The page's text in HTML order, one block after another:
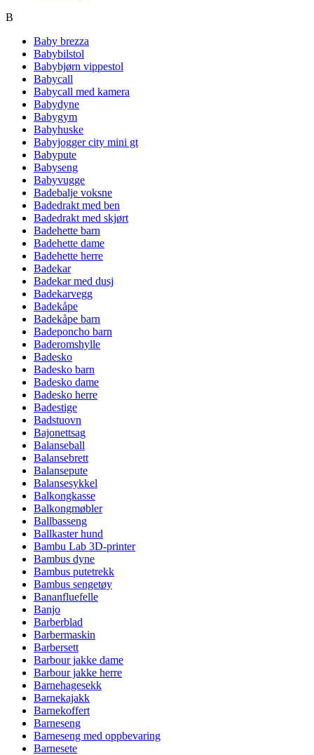
B
Baby brezza
Babybilstol
Babybjørn vippestol
Babycall
Babycall med kamera
Babydyne
Babygym
Babyhuske
Babyjogger city mini gt
Babypute
Babyseng
Babyvugge
Badebalje voksne
Badedrakt med ben
Badedrakt med skjørt
Badehette barn
Badehette dame
Badehette herre
Badekar
Badekar med dusj
Badekarvegg
Badekåpe
Badekåpe barn
Badeponcho barn
Baderomshylle
Badesko
Badesko barn
Badesko dame
Badesko herre
Badestige
Badstuovn
Bajonettsag
Balanseball
Balansebrett
Balansepute
Balansesykkel
Balkongkasse
Balkongmøbler
Ballbasseng
Ballkaster hund
Bambu Lab 3D-printer
Bambus dyne
Bambus putetrekk
Bambus sengetøy
Bananfluefelle
Banjo
Barberblad
Barbermaskin
Barbersett
Barbour jakke dame
Barbour jakke herre
Barnehagesekk
Barnekajakk
Barnekoffert
Barneseng
Barneseng med oppbevaring
Barnesete